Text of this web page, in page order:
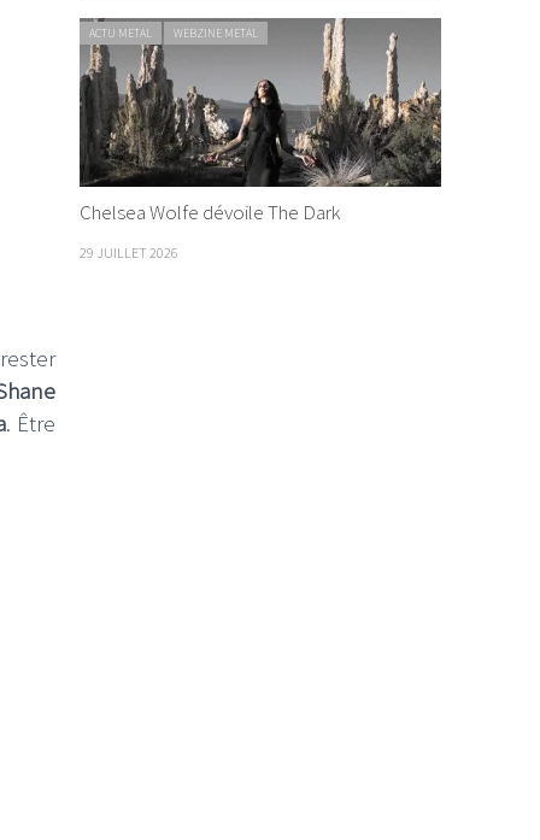
. Être
ACTU METAL WEBZINE METAL
Chelsea Wolfe dévoile The Dark
29 JUILLET 2026